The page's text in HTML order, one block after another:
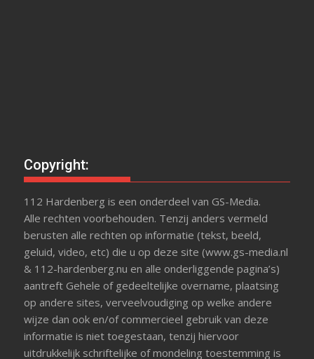
Copyright:
112 Hardenberg is een onderdeel van GS-Media.
Alle rechten voorbehouden. Tenzij anders vermeld
berusten alle rechten op informatie (tekst, beeld,
geluid, video, etc) die u op deze site (www.gs-media.nl
& 112-hardenberg.nu en alle onderliggende pagina’s)
aantreft Gehele of gedeeltelijke overname, plaatsing
op andere sites, verveelvoudiging op welke andere
wijze dan ook en/of commercieel gebruik van deze
informatie is niet toegestaan, tenzij hiervoor
uitdrukkelijk schriftelijke of mondeling toestemming is